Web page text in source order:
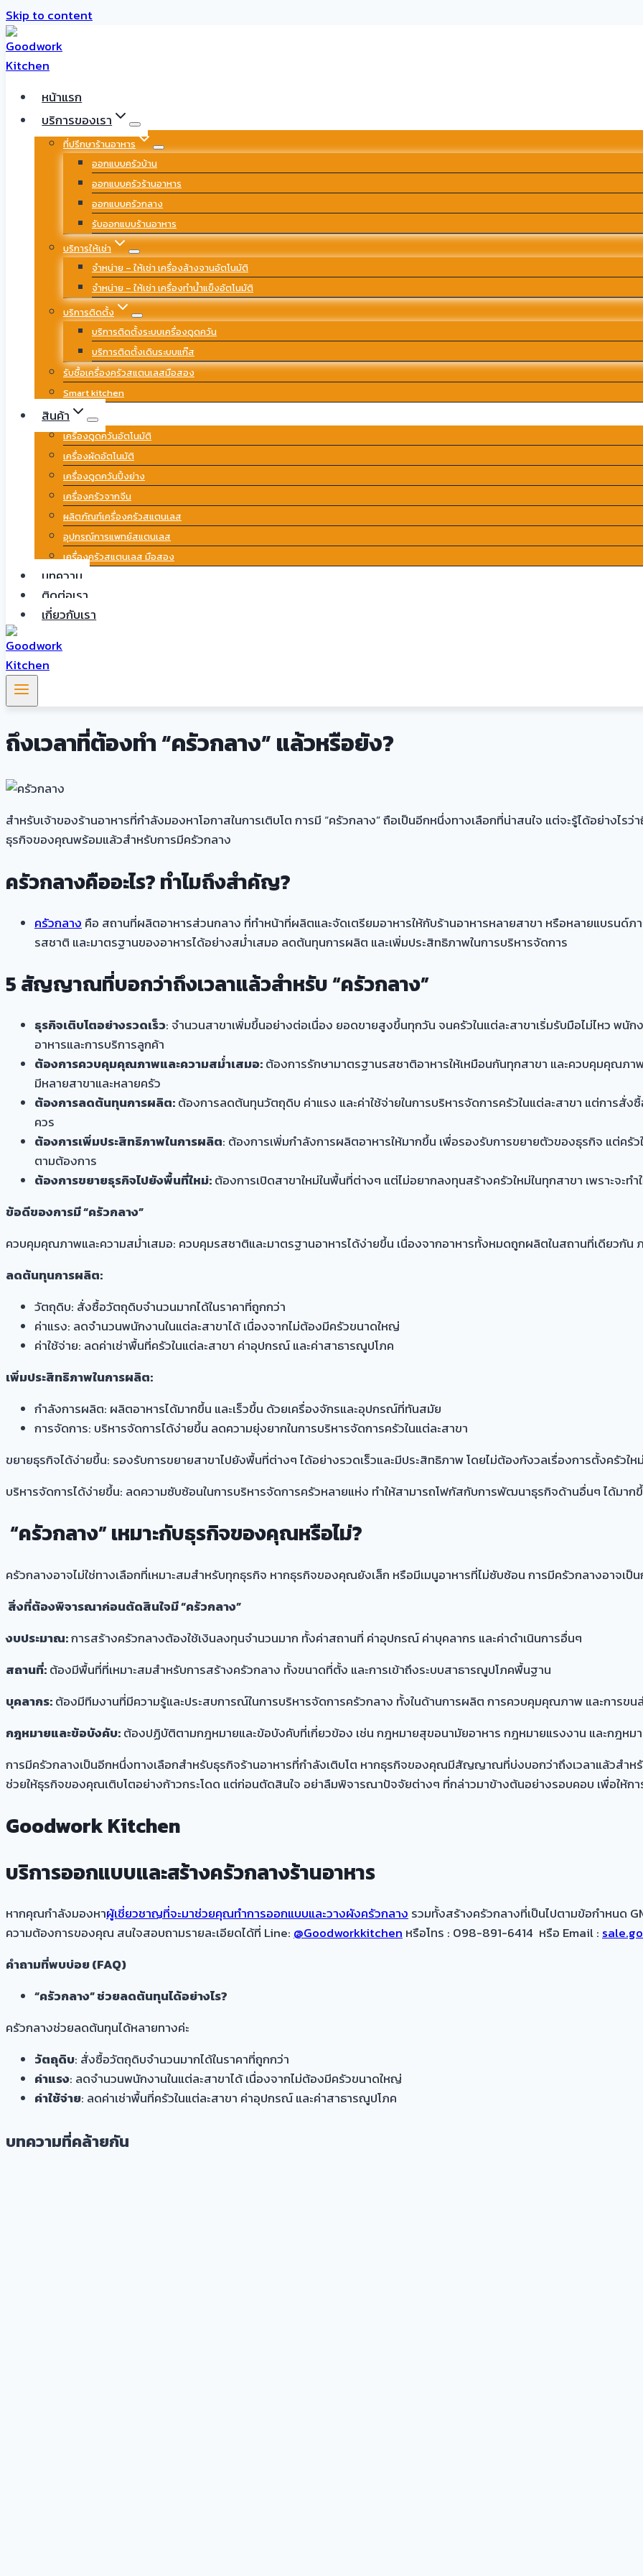
Skip to content
หน้าแรก
บริการของเรา
ที่ปรึกษาร้านอาหาร
ออกแบบครัวบ้าน
ออกแบบครัวร้านอาหาร
ออกแบบครัวกลาง
รับออกแบบร้านอาหาร
บริการให้เช่า
จำหน่าย – ให้เช่า เครื่องล้างจานอัตโนมัติ
จำหน่าย – ให้เช่า เครื่องทำน้ำแข็งอัตโนมัติ
บริการติดตั้ง
บริการติดตั้งระบบเครื่องดูดควัน
บริการติดตั้งเดินระบบแก๊ส
รับซื้อเครื่องครัวสแตนเลสมือสอง
Smart kitchen
สินค้า
เครื่องดูดควันอัตโนมัติ
เครื่องผัดอัตโนมัติ
เครื่องดูดควันปิ้งย่าง
เครื่องครัวจากจีน
ผลิตภัณฑ์เครื่องครัวสแตนเลส
อุปกรณ์การแพทย์สแตนเลส
เครื่องครัวสแตนเลส มือสอง
บทความ
ติดต่อเรา
เกี่ยวกับเรา
ถึงเวลาที่ต้องทำ “ครัวกลาง” แล้วหรือยัง?
สำหรับเจ้าของร้านอาหารที่กำลังมองหาโอกาสในการเติบโต การมี “ครัวกลาง” ถือเป็นอีกหนึ่งทางเลือกที่น่าสนใจ แต่จะรู้ได้อย่าง
ธุรกิจของคุณพร้อมแล้วสำหรับการมีครัวกลาง
ครัวกลางคืออะไร? ทำไมถึงสำคัญ?
ครัวกลาง คือ สถานที่ผลิตอาหารส่วนกลาง ที่ทำหน้าที่ผลิตและจัดเตรียมอาหารให้กับร้านอาหารหลายสาขา หรือหลายแบรนด์
รสชาติ และมาตรฐานของอาหารได้อย่างสม่ำเสมอ ลดต้นทุนการผลิต และเพิ่มประสิทธิภาพในการบริหารจัดการ
5 สัญญาณที่บอกว่าถึงเวลาแล้วสำหรับ “ครัวกลาง”
ธุรกิจเติบโตอย่างรวดเร็ว: จำนวนสาขาเพิ่มขึ้นอย่างต่อเนื่อง ยอดขายสูงขึ้นทุกวัน จนครัวในแต่ละสาขาเริ่มรับมือไม่ไหว พ
อาหารและการบริการลูกค้า
ต้องการควบคุมคุณภาพและความสม่ำเสมอ:ต้องการรักษามาตรฐานรสชาติอาหารให้เหมือนกันทุกสาขา และควบคุมคุณภา
มีหลายสาขาและหลายครัว
ต้องการลดต้นทุนการผลิต:ต้องการลดต้นทุนวัตถุดิบ ค่าแรง และค่าใช้จ่ายในการบริหารจัดการครัวในแต่ละสาขา แต่การสั่ง
ควร
ต้องการเพิ่มประสิทธิภาพในการผลิต: ต้องการเพิ่มกำลังการผลิตอาหารให้มากขึ้น เพื่อรองรับการขยายตัวของธุรกิจ แต่ครั
ตามต้องการ
ต้องการขยายธุรกิจไปยังพื้นที่ใหม่:ต้องการเปิดสาขาใหม่ในพื้นที่ต่างๆ แต่ไม่อยากลงทุนสร้างครัวใหม่ในทุกสาขา เพราะจะ
ข้อดีของการมี “ครัวกลาง”
ควบคุมคุณภาพและความสม่ำเสมอ: ควบคุมรสชาติและมาตรฐานอาหารได้ง่ายขึ้น เนื่องจากอาหารทั้งหมดถูกผลิตในสถานที่เดียวกัน
ลดต้นทุนการผลิต:
วัตถุดิบ: สั่งซื้อวัตถุดิบจำนวนมากได้ในราคาที่ถูกกว่า
ค่าแรง: ลดจำนวนพนักงานในแต่ละสาขาได้ เนื่องจากไม่ต้องมีครัวขนาดใหญ่
ค่าใช้จ่าย: ลดค่าเช่าพื้นที่ครัวในแต่ละสาขา ค่าอุปกรณ์ และค่าสาธารณูปโภค
เพิ่มประสิทธิภาพในการผลิต:
กำลังการผลิต: ผลิตอาหารได้มากขึ้น และเร็วขึ้น ด้วยเครื่องจักรและอุปกรณ์ที่ทันสมัย
การจัดการ: บริหารจัดการได้ง่ายขึ้น ลดความยุ่งยากในการบริหารจัดการครัวในแต่ละสาขา
ขยายธุรกิจได้ง่ายขึ้น: รองรับการขยายสาขาไปยังพื้นที่ต่างๆ ได้อย่างรวดเร็วและมีประสิทธิภาพ โดยไม่ต้องกังวลเรื่องการตั้งครัวใหม่
บริหารจัดการได้ง่ายขึ้น: ลดความซับซ้อนในการบริหารจัดการครัวหลายแห่ง ทำให้สามารถโฟกัสกับการพัฒนาธุรกิจด้านอื่นๆ ได้มาก
“ครัวกลาง” เหมาะกับธุรกิจของคุณหรือไม่?
ครัวกลางอาจไม่ใช่ทางเลือกที่เหมาะสมสำหรับทุกธุรกิจ หากธุรกิจของคุณยังเล็ก หรือมีเมนูอาหารที่ไม่ซับซ้อน การมีครัวกลางอาจเป็
สิ่งที่ต้องพิจารณาก่อนตัดสินใจมี “ครัวกลาง”
งบประมาณ:การสร้างครัวกลางต้องใช้เงินลงทุนจำนวนมาก ทั้งค่าสถานที่ ค่าอุปกรณ์ ค่าบุคลากร และค่าดำเนินการอื่นๆ
สถานที่:ต้องมีพื้นที่ที่เหมาะสมสำหรับการสร้างครัวกลาง ทั้งขนาดที่ตั้ง และการเข้าถึงระบบสาธารณูปโภคพื้นฐาน
บุคลากร:ต้องมีทีมงานที่มีความรู้และประสบการณ์ในการบริหารจัดการครัวกลาง ทั้งในด้านการผลิต การควบคุมคุณภาพ และการขน
กฎหมายและข้อบังคับ:ต้องปฏิบัติตามกฎหมายและข้อบังคับที่เกี่ยวข้อง เช่น กฎหมายสุขอนามัยอาหาร กฎหมายแรงงาน และกฎหม
การมีครัวกลางเป็นอีกหนึ่งทางเลือกสำหรับธุรกิจร้านอาหารที่กำลังเติบโต หากธุรกิจของคุณมีสัญญาณที่บ่งบอกว่าถึงเวลาแล้วสำห
ช่วยให้ธุรกิจของคุณเติบโตอย่างก้าวกระโดด แต่ก่อนตัดสินใจ อย่าลืมพิจารณาปัจจัยต่างๆ ที่กล่าวมาข้างต้นอย่างรอบคอบ เพื่อให้
Goodwork Kitchen
บริการออกแบบและสร้างครัวกลางร้านอาหาร
หากคุณกำลังมองหาผู้เชี่ยวชาญที่จะมาช่วยคุณทำการออกแบบและวางผังครัวกลางรวมทั้งสร้างครัวกลางที่เป็นไปตามข้อกำหนด
ความต้องการของคุณ สนใจสอบถามรายละเอียดได้ที่ Line:@Goodworkkitchenหรือโทร : 098-891-6414 หรือ Email :
คำถามที่พบบ่อย (FAQ)
“ครัวกลาง” ช่วยลดต้นทุนได้อย่างไร?
ครัวกลางช่วยลดต้นทุนได้หลายทางค่ะ
วัตถุดิบ: สั่งซื้อวัตถุดิบจำนวนมากได้ในราคาที่ถูกกว่า
ค่าแรง: ลดจำนวนพนักงานในแต่ละสาขาได้ เนื่องจากไม่ต้องมีครัวขนาดใหญ่
ค่าใช้จ่าย: ลดค่าเช่าพื้นที่ครัวในแต่ละสาขา ค่าอุปกรณ์ และค่าสาธารณูปโภค
บทความที่คล้ายกัน